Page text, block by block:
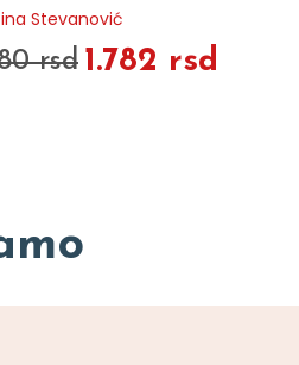
Stevanović
rsd 1.782 rsd